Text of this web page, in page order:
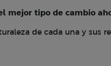
mejor tipo de cambio
de cada una y sus